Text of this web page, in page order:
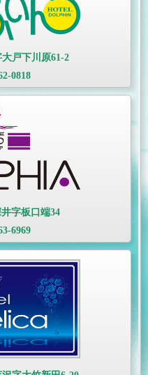
戸下川原61-2
0818
字板口端34
6969